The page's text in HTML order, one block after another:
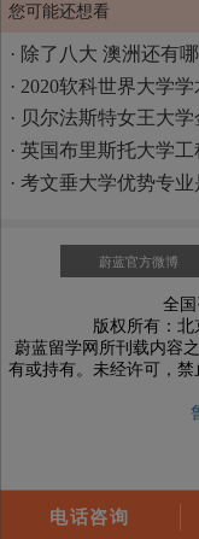
您可能还想看
· 除了八大 澳洲还有
· 2020软科世界大学
· 贝尔法斯特女王大
· 英国布里斯托大学工
· 考文垂大学优势专
电话咨询
蔚蓝官方微博
全国
版权所有：北
蔚蓝留学网所刊载内容
有或持有。未经许可，